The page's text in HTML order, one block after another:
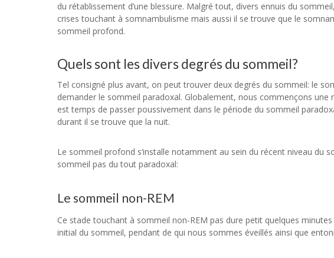
du rétablissement d’une blessure. Malgré tout, divers ennuis du
crises touchant à somnambulisme mais aussi il se trouve que le
sommeil profond.
Quels sont les divers degrés du sommeil?
Tel consigné plus avant, on peut trouver deux degrés du sommeil: le
demander le sommeil paradoxal. Globalement, nous commençons
est temps de passer poussivement dans le période du sommeil
durant il se trouve que la nuit.
Le sommeil profond s’installe notamment au sein du récent niveau du
sommeil pas du tout paradoxal:
Le sommeil non-REM
Ce stade touchant à sommeil non-REM pas dure petit quelques
initial du sommeil, pendant de qui nous sommes éveillés ainsi que